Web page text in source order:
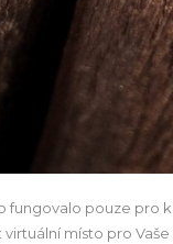
fungovalo pouze pro
místo pro